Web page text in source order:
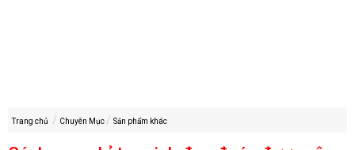
Trang chủ Chuyên Mục Sản phẩm khác